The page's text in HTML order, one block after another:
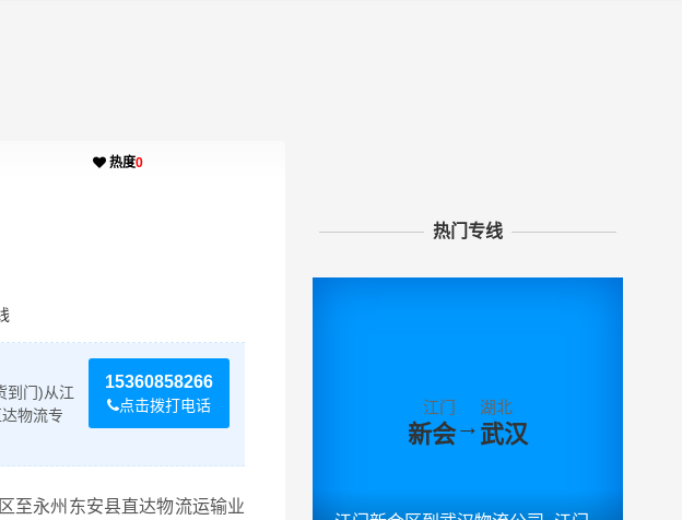
热度0
15360858266
点击拨打电话
到门)从江
物流专
至永州东安县直达物流运输业
热门专线
江门
新会→
湖北
武汉